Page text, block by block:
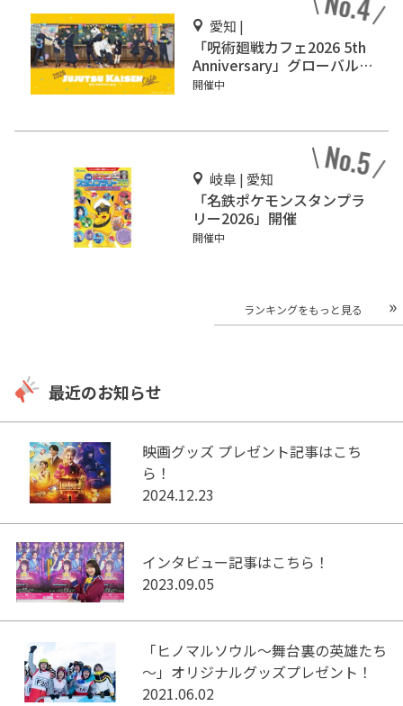
愛知 |
「呪術廻戦カフェ2026 5th
Anniversary」グローバル
ゲート名古屋で開催
開催中
岐阜 | 愛知
「名鉄ポケモンスタンプラ
リー2026」開催
開催中
ランキングをもっと見る
最近のお知らせ
映画グッズ プレゼント記事はこち
ら！
2024.12.23
インタビュー記事はこちら！
2023.09.05
「ヒノマルソウル～舞台裏の英雄たち
～」オリジナルグッズプレゼント！
2021.06.02